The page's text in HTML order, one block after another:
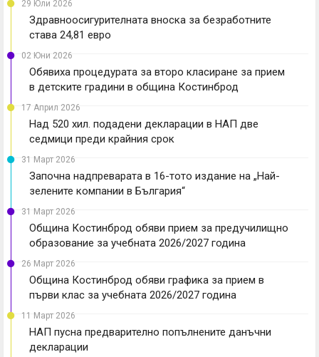
29 Юли 2026
Здравноосигурителната вноска за безработните
става 24,81 евро
02 Юни 2026
Обявиха процедурата за второ класиране за прием
в детските градини в община Костинброд
17 Април 2026
Над 520 хил. подадени декларации в НАП две
седмици преди крайния срок
31 Март 2026
Започна надпреварата в 16-тото издание на „Най-
зелените компании в България“
31 Март 2026
Община Костинброд обяви прием за предучилищно
образование за учебната 2026/2027 година
26 Март 2026
Община Костинброд обяви графика за прием в
първи клас за учебната 2026/2027 година
11 Март 2026
НАП пусна предварително попълнените данъчни
декларации